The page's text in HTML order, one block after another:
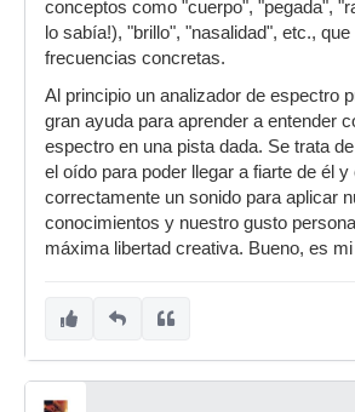
conceptos como "cuerpo", "pegada",
lo sabía!), "brillo", "nasalidad", etc.,
frecuencias concretas.
Al principio un analizador de espectro
gran ayuda para aprender a entender
espectro en una pista dada. Se trata
el oído para poder llegar a fiarte de él y
correctamente un sonido para aplicar
conocimientos y nuestro gusto
máxima libertad creativa. Bueno, es